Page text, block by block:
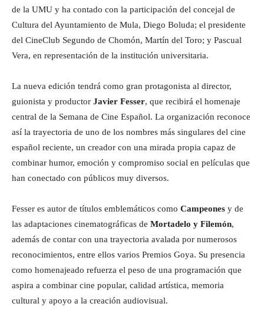
de la UMU y ha contado con la participación del concejal de
Cultura del Ayuntamiento de Mula, Diego Boluda; el presidente
del CineClub Segundo de Chomón, Martín del Toro; y Pascual
Vera, en representación de la institución universitaria.
La nueva edición tendrá como gran protagonista al director,
guionista y productor Javier Fesser, que recibirá el homenaje
central de la Semana de Cine Español. La organización reconoce
así la trayectoria de uno de los nombres más singulares del cine
español reciente, un creador con una mirada propia capaz de
combinar humor, emoción y compromiso social en películas que
han conectado con públicos muy diversos.
Fesser es autor de títulos emblemáticos como Campeones y de
las adaptaciones cinematográficas de Mortadelo y Filemón,
además de contar con una trayectoria avalada por numerosos
reconocimientos, entre ellos varios Premios Goya. Su presencia
como homenajeado refuerza el peso de una programación que
aspira a combinar cine popular, calidad artística, memoria
cultural y apoyo a la creación audiovisual.